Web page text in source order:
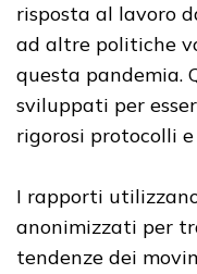
risposta al lavoro
ad altre politiche
questa pandemia.
sviluppati per
rigorosi protocolli
I rapporti
anonimizzati per
tendenze dei